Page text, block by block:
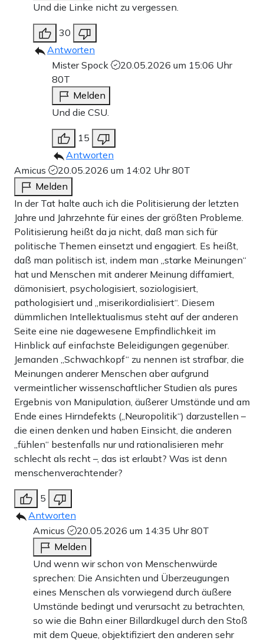
Und die Linke nicht zu vergessen.
30
Antworten
Mister Spock
20.05.2026 um 15:06 Uhr
80T
Melden
Und die CSU.
15
Antworten
Amicus
20.05.2026 um 14:02 Uhr80T
Melden
In der Tat halte auch ich die Politisierung der letzten
Jahre und Jahrzehnte für eines der größten Probleme.
Politisierung heißt da ja nicht, daß man sich für
politische Themen einsetzt und engagiert. Es heißt,
daß man politisch ist, indem man „starke Meinungen“
hat und Menschen mit anderer Meinung diffamiert,
dämonisiert, psychologisiert, soziologisiert,
pathologisiert und „miserikordialisiert“. Diesem
dümmlichen Intellektualismus steht auf der anderen
Seite eine nie dagewesene Empfindlichkeit im
Hinblick auf einfachste Beleidigungen gegenüber.
Jemanden „Schwachkopf“ zu nennen ist strafbar, die
Meinungen anderer Menschen aber aufgrund
vermeintlicher wissenschaftlicher Studien als pures
Ergebnis von Manipulation, äußerer Umstände und am
Ende eines Hirndefekts („Neuropolitik“) darzustellen –
die einen denken und haben Einsicht, die anderen
„fühlen“ bestenfalls nur und rationalisieren mehr
schlecht als recht –, das ist erlaubt? Was ist denn
menschenverachtender?
5
Antworten
Amicus
20.05.2026 um 14:35 Uhr80T
Melden
Und wenn wir schon von Menschenwürde
sprechen: Die Ansichten und Überzeugungen
eines Menschen als vorwiegend durch äußere
Umstände bedingt und verursacht zu betrachten,
so wie die Bahn einer Billardkugel durch den Stoß
mit dem Queue, objektifiziert den anderen sehr